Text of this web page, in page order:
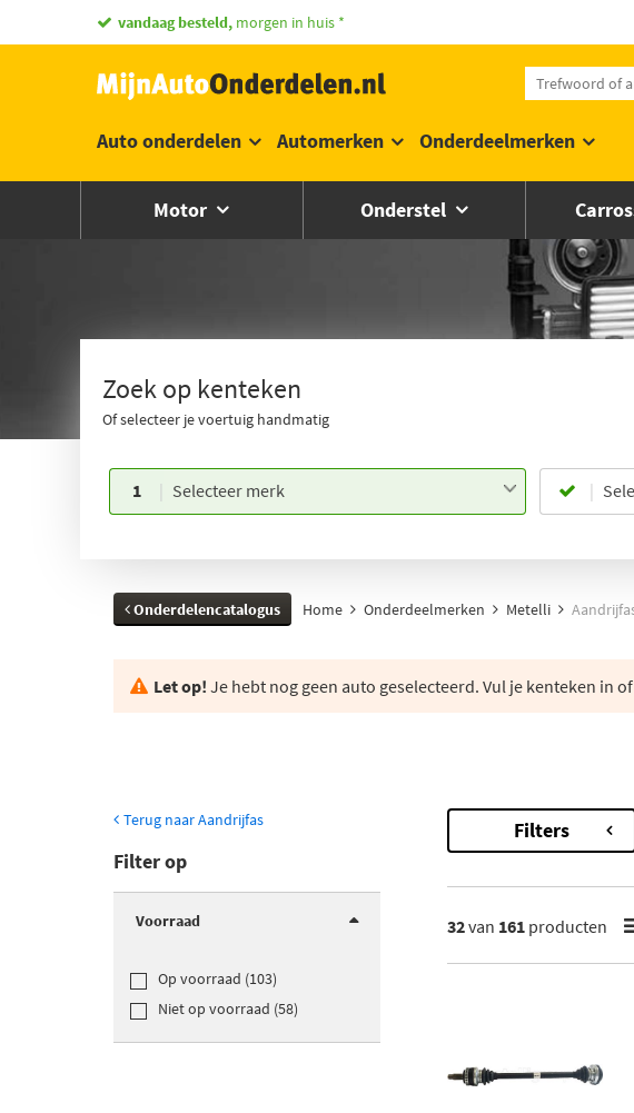
vandaag besteld, morgen in huis *
Auto onderdelen Automerken Onderdeelmerken
Motor Onderstel
Zoek op kenteken
Of selecteer je voertuig handmatig
1 Selecteer merk
Onderdelencatalogus Home Onderdeelmerken Metelli
Let op! Je hebt nog geen auto geselecteerd. Vul je kenteken in
Terug naar Aandrijfas
Filter op
Voorraad
Op voorraad (103)
Niet op voorraad (58)
Filters
32van 161 producten